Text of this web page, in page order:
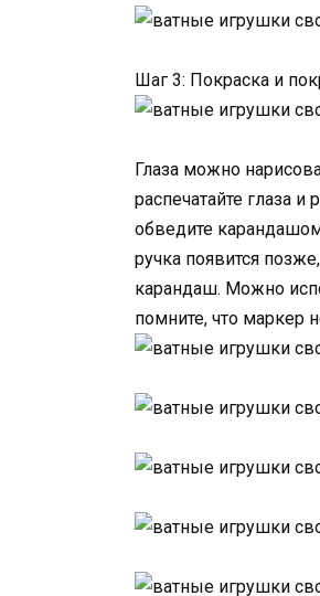
Шаг 3: Покраска и
Глаза можно
распечатайте глаза
обведите
ручка появится
карандаш. Можно
помните, что маркер